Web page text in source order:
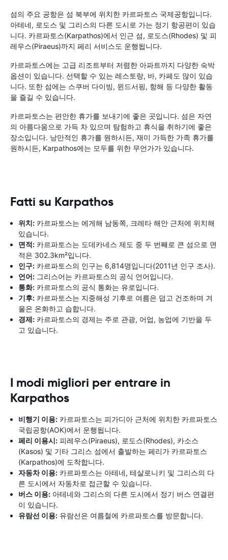
섬의 주요 공항은 섬 북부에 위치한 카르파토스 국제공항입니다.
아테네, 로도스 및 그리스의 다른 도시로 가는 정기 항공편이 있습
니다. 카르파토스(Karpathos)에서 인근 섬, 로도스(Rhodes) 및 피
레우스(Piraeus)까지 페리 서비스도 운행됩니다.
카르파토스에는 고급 리조트부터 저렴한 아파트까지 다양한 숙박
옵션이 있습니다. 선택할 수 있는 레스토랑, 바, 카페도 많이 있습
니다. 또한 섬에는 스쿠버 다이빙, 윈드서핑, 항해 등 다양한 활동
을 즐길 수 있습니다.
카르파토스는 편안한 휴가를 보내기에 좋은 곳입니다. 섬은 자연
의 아름다움으로 가득 차 있으며 탐험하고 휴식을 취하기에 좋은
장소입니다. 낭만적인 휴가를 원하시든, 재미 가득한 가족 휴가를
원하시든, Karpathos에는 모두를 위한 무언가가 있습니다.
Fatti su Karpathos
위치: 카르파토스는 에게해 남동쪽, 크레타 해안 근처에 위치해
있습니다.
면적: 카르파토스는 도데카네스 제도 중 두 번째로 큰 섬으로 면
적은 302.3km²입니다.
인구: 카르파토스의 인구는 6,814명입니다(2011년 인구 조사).
언어: 그리스어는 카르파토스의 공식 언어입니다.
통화: 카르파토스의 공식 통화는 유로입니다.
기후: 카르파토스는 지중해성 기후로 여름은 덥고 건조하며 겨
울은 온화하고 습합니다.
경제: 카르파토스의 경제는 주로 관광, 어업, 농업에 기반을 두
고 있습니다.
I modi migliori per entrare in
Karpathos
비행기 이용: 카르파토스는 피가디아 근처에 위치한 카르파토스
국립공항(AOK)에서 운행됩니다.
페리 이용시: 피레우스(Piraeus), 로도스(Rhodes), 카소스
(Kasos) 및 기타 그리스 섬에서 출발하는 페리가 카르파토스
(Karpathos)에 도착합니다.
자동차 이용: 카르파토스는 아테네, 테살로니키 및 그리스의 다
른 도시에서 자동차로 접근할 수 있습니다.
버스 이용: 아테네와 그리스의 다른 도시에서 정기 버스 연결편
이 있습니다.
유람선 이용: 유람선은 여름철에 카르파토스를 방문합니다.